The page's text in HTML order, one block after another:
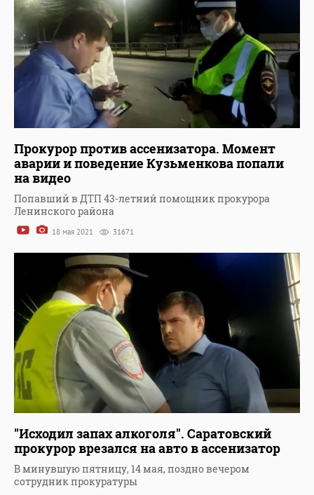
Прокурор против ассенизатора. Момент
аварии и поведение Кузьменкова попали
на видео
Попавший в ДТП 43-летний помощник прокурора
Ленинского района
18 мая 2021 31671
"Исходил запах алкоголя". Саратовский
прокурор врезался на авто в ассенизатор
В минувшую пятницу, 14 мая, поздно вечером
сотрудник прокуратуры